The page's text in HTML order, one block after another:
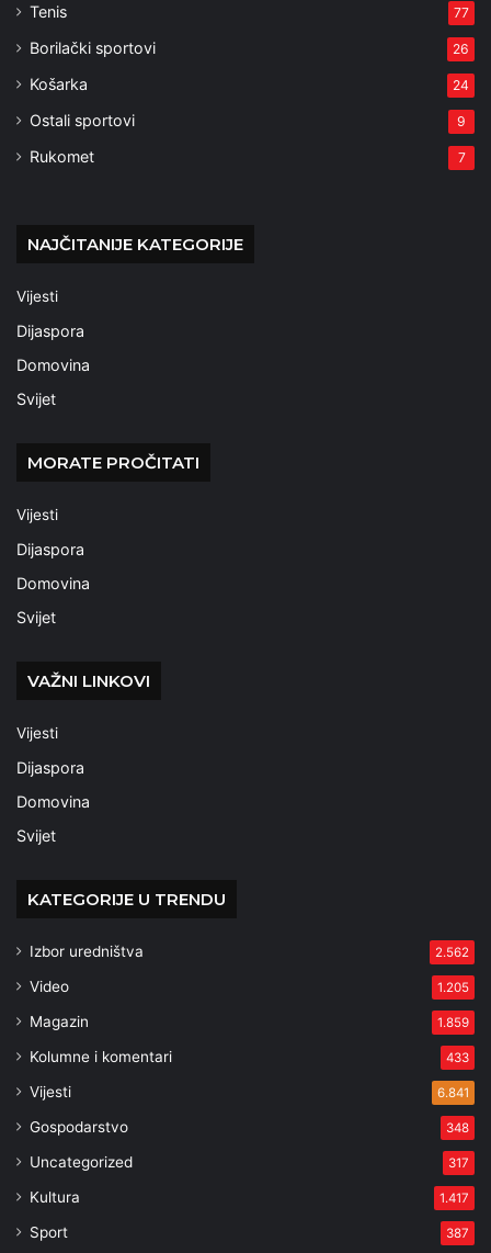
Tenis 77
Borilački sportovi 26
Košarka 24
Ostali sportovi 9
Rukomet 7
NAJČITANIJE KATEGORIJE
Vijesti
Dijaspora
Domovina
Svijet
MORATE PROČITATI
Vijesti
Dijaspora
Domovina
Svijet
VAŽNI LINKOVI
Vijesti
Dijaspora
Domovina
Svijet
KATEGORIJE U TRENDU
Izbor uredništva 2.562
Video 1.205
Magazin 1.859
Kolumne i komentari 433
Vijesti 6.841
Gospodarstvo 348
Uncategorized 317
Kultura 1.417
Sport 387